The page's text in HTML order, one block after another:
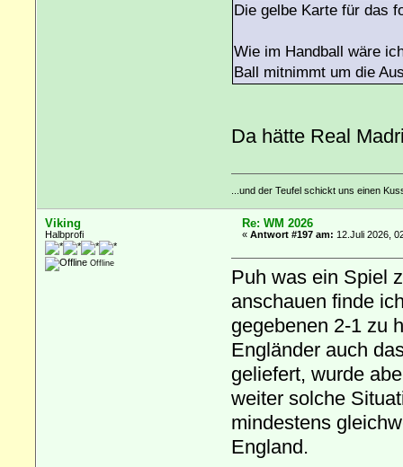
Die gelbe Karte für das
Wie im Handball wäre
Ball mitnimmt um die
Da hätte Real
...und der Teufel schickt uns einen
Viking
Halbprofi
Offline
Re: WM 2026
«Antwort #197 am: 12.Juli 2026,
Puh was ein Spiel
anschauen finde
gegebenen 2-1 zu
Engländer auch
geliefert, wurde
weiter solche
mindestens
England.